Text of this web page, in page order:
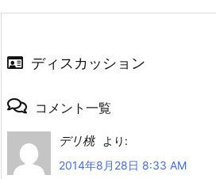
ディスカッション
コメント一覧
デリ桃
より:
2014年8月28日 8:33 AM